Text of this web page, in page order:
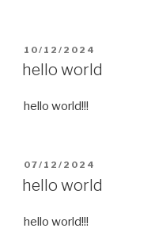
PUBLIÉ
LE
10/12/2024
hello world
hello world!!!
PUBLIÉ
LE
07/12/2024
hello world
hello world!!!